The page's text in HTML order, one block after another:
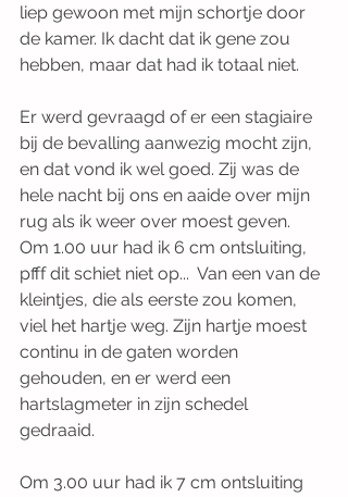
liep gewoon met mijn schortje door
de kamer. Ik dacht dat ik gene zou
hebben, maar dat had ik totaal niet.
Er werd gevraagd of er een stagiaire
bij de bevalling aanwezig mocht zijn,
en dat vond ik wel goed. Zij was de
hele nacht bij ons en aaide over mijn
rug als ik weer over moest geven.
Om 1.00 uur had ik 6 cm ontsluiting,
pfff dit schiet niet op...  Van een van de
kleintjes, die als eerste zou komen,
viel het hartje weg. Zijn hartje moest
continu in de gaten worden
gehouden, en er werd een
hartslagmeter in zijn schedel
gedraaid.
Om 3.00 uur had ik 7 cm ontsluiting